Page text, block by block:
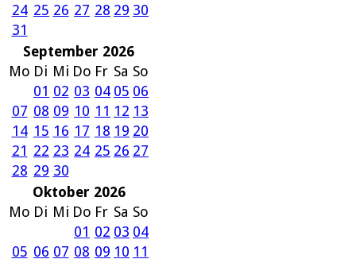
24 25 26 27 28 29 30
31
September 2026
Mo Di Mi Do Fr Sa So
01 02 03 04 05 06
07 08 09 10 11 12 13
14 15 16 17 18 19 20
21 22 23 24 25 26 27
28 29 30
Oktober 2026
Mo Di Mi Do Fr Sa So
01 02 03 04
05 06 07 08 09 10 11